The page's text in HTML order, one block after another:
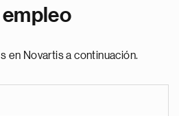
empleo
en Novartis a continuación.